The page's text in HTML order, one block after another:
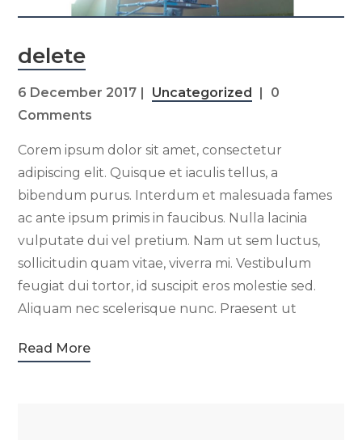
delete
6 December 2017 Uncategorized
0
Comments
Corem ipsum dolor sit amet, consectetur
adipiscing elit. Quisque et iaculis tellus, a
bibendum purus. Interdum et malesuada fames
ac ante ipsum primis in faucibus. Nulla lacinia
vulputate dui vel pretium. Nam ut sem luctus,
sollicitudin quam vitae, viverra mi. Vestibulum
feugiat dui tortor, id suscipit eros molestie sed.
Aliquam nec scelerisque nunc. Praesent ut
Read More